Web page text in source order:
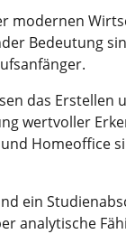
modernen
Bedeutung
das
wertvoller
Homeoffice
ein
analytische